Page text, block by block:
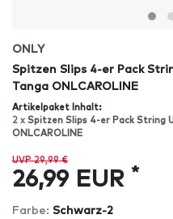
ONLY
Spitzen Slips 4-er Pack
Tanga ONLCAROLINE
Artikelpaket Inhalt:
2 x Spitzen Slips 4-er Pack String
ONLCAROLINE
UVP 29,99 €
26,99 EUR *
Farbe: Schwarz-2